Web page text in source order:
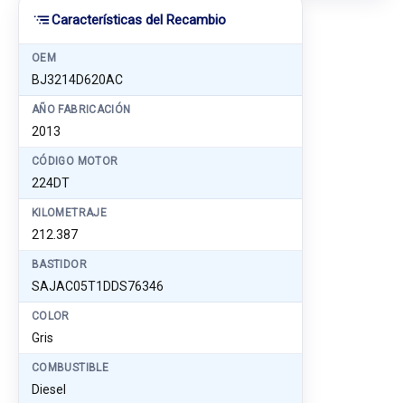
Características del Recambio
OEM
BJ3214D620AC
AÑO FABRICACIÓN
2013
CÓDIGO MOTOR
224DT
KILOMETRAJE
212.387
BASTIDOR
SAJAC05T1DDS76346
COLOR
Gris
COMBUSTIBLE
Diesel